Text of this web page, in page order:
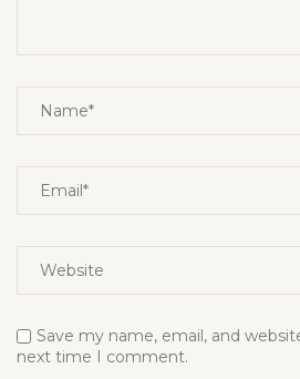
Save my name, email, and
next time I comment.